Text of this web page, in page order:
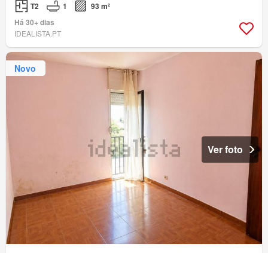
T2 1
93 m²
Há 30+ dias
IDEALISTA.PT
Novo
Ver foto